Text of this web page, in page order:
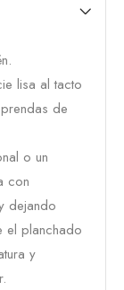
lisa al tacto
de
o un
con
dejando
el planchado
y